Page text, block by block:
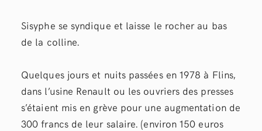
Sisyphe se syndique et laisse le rocher au bas
de la colline.
Quelques jours et nuits passées en 1978 à Flins,
dans l’usine Renault ou les ouvriers des presses
s’étaient mis en grève pour une augmentation de
300 francs de leur salaire. (environ 150 euros